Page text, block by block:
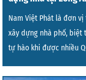
Nam Việt Phát là đơn
xây dựng nhà phố, biệt
tự hào khi được nhiều